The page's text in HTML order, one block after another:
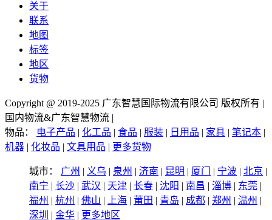
关于
联系
地图
标签
地区
货物
Copyright @ 2019-2025 广东智慧国际物流有限公司 版权所有 |
国内物流&广东智慧物流 |
物品：
电子产品 | 化工品 | 食品 | 服装 | 日用品 | 家具 | 笔记本 |
机器 | 化妆品 | 文具用品 | 更多货物
城市： 广州 | 义乌 | 泉州 | 济南 | 昆明 | 厦门 | 宁波 | 北京 |
南宁 | 长沙 | 武汉 | 天津 | 长春 | 沈阳 | 南昌 | 淄博 | 东莞 |
福州 | 杭州 | 佛山 | 上海 | 莆田 | 青岛 | 成都 | 郑州 | 温州 |
深圳
| 金华 | 更多地区